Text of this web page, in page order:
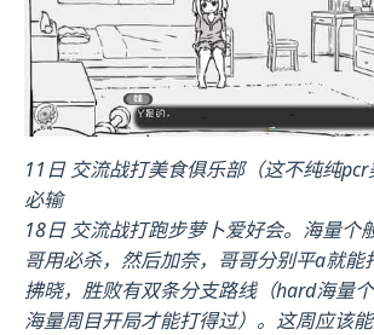
11日 交流战打美食俱乐部（这不纯纯
必输
18日 交流战打跑步萝卜爱好会。海量个
哥用必杀，然后加奈，哥哥分别平a就能
拂晓，胜败有双条分支路线（hard海量个
海量周目开局才能打得过）。这周应该